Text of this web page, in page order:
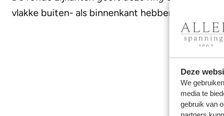
Deze
We
media te
gebruik van
vlakke buiten- als binnenkant hebben voorzien.